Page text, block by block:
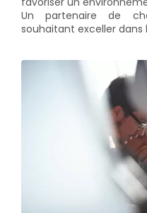
Un partenaire de
souhaitant exceller dans